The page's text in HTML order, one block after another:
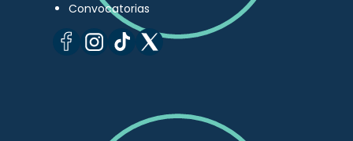
Convocatorias